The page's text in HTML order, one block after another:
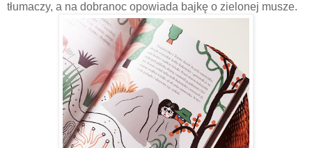
tłumaczy, a na dobranoc opowiada bajkę o zielonej musze.